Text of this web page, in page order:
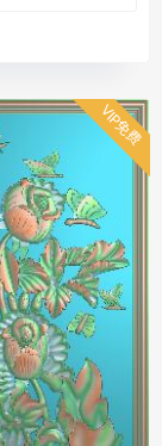
VIP免费